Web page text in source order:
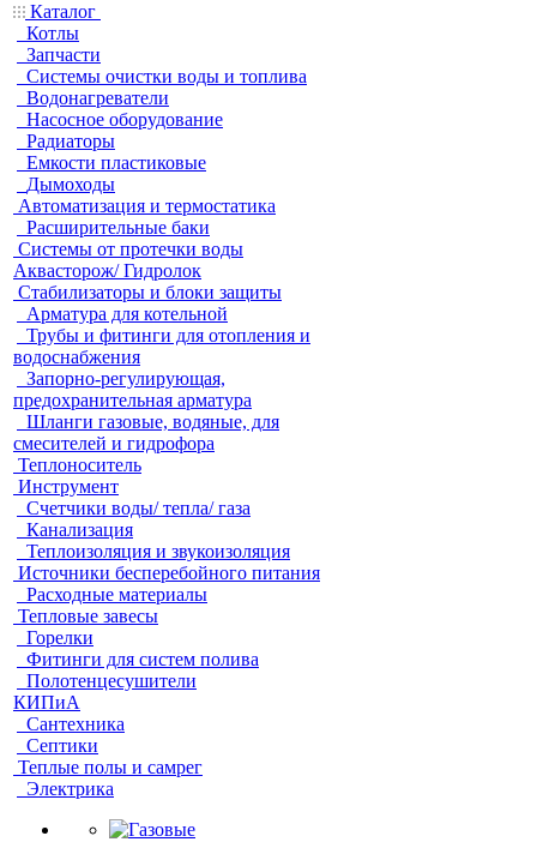
Каталог
Котлы
Запчасти
Системы очистки воды и топлива
Водонагреватели
Насосное оборудование
Радиаторы
Емкости пластиковые
Дымоходы
Автоматизация и термостатика
Расширительные баки
Системы от протечки воды
Аквасторож/ Гидролок
Стабилизаторы и блоки защиты
Арматура для котельной
Трубы и фитинги для отопления и
водоснабжения
Запорно-регулирующая,
предохранительная арматура
Шланги газовые, водяные, для
смесителей и гидрофора
Теплоноситель
Инструмент
Счетчики воды/ тепла/ газа
Канализация
Теплоизоляция и звукоизоляция
Источники бесперебойного питания
Расходные материалы
Тепловые завесы
Горелки
Фитинги для систем полива
Полотенцесушители
КИПиА
Сантехника
Септики
Теплые полы и самрег
Электрика